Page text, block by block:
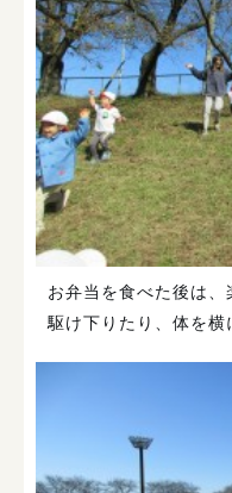
お弁当を食べた後は、
駆け下りたり、体を